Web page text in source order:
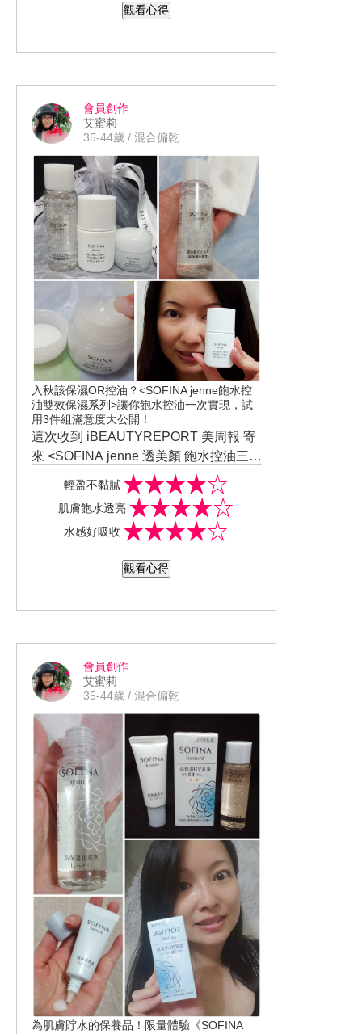
微生態平衡科技"重起肌膚防禦力，透過
佳和各種對皮膚健康 的有害刺激物，強
皮膚光亮，更好上妝，妝感更浮貼！一
般的晚安面膜都會黏油膩容易沾頭髮，
潤透亮。
觀看心得
會員創作
艾蜜莉
35-44歲 / 混合偏乾
入秋該保濕OR控油？<SOFINA jenne飽水控
油雙效保濕系列>讓你飽水控油一次實現，試
用3件組滿意度大公開！
這次收到 iBEAUTYREPORT 美周報 寄
來 <SOFINA jenne 透美顏 飽水控油三件
組>試用 季節交替皮膚總是愛鬧脾氣，
乾、癢、敏感、泛紅、出油...混合性膚質
的我實在很不舒服！所以選用產品特別
小心，詳細看完產品成份說明開始試用
《飽水控油雙效化妝水》淡雅的花果香
氛讓人愉悅舒服，擦起來清爽吸收快，
讓肌膚迅速補水得到安撫。 《飽水控油
雙效水凝乳液》水感柔順好塗抹，輕盈
雙效日間防護乳》，SPF50+ PA++++有
膩高保濕配方，讓肌膚維持整天水潤透
#iBEAUTYREPORT #美周報 讓我戰勝
季節交替的肌膚困擾。
輕盈不黏膩
肌膚飽水透亮
水感好吸收
觀看心得
會員創作
艾蜜莉
35-44歲 / 混合偏乾
為肌膚貯水的保養品！限量體驗《SOFINA